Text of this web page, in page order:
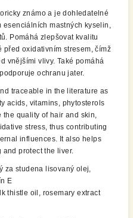
známo a je dohledatelné
esenciálních mastných kyselin,
Pomáhá zlepšovat kvalitu
před oxidativním stresem, čímž
vnějšími vlivy. Také pomáhá
ochranu jater.
traceable in the literature as
acids, vitamins, phytosterols
the quality of hair and skin,
stress, thus contributing
influences. It also helps
protect the liver.
za studena lisovaný olej,
E
thistle oil, rosemary extract